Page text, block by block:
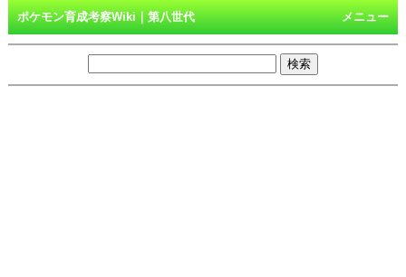
メニュー
ポケモン育成考察Wiki｜第八世代